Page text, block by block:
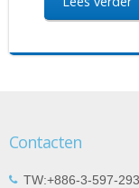
Contacten
TW:+886-3-597-